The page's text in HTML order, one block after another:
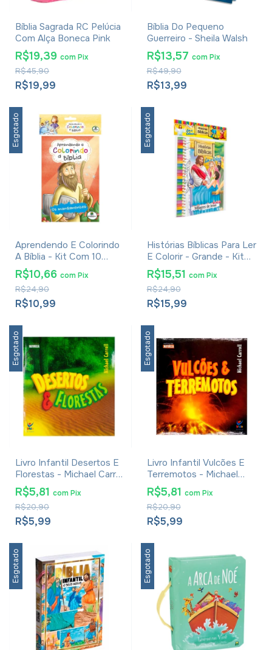
Bíblia Sagrada RC Pelúcia
Com Alça Boneca Pink
R$19,99
R$45,90
R$19,39 comPix
Bíblia Do Pequeno
Guerreiro - Sheila Walsh
R$13,99
R$49,90
R$13,57 com Pix
Esgotado
Aprendendo E Colorindo
A Bíblia - Kit Com 10
Livros
R$10,99
R$24,90
R$10,66 comPix
Esgotado
Histórias Bíblicas Para Ler
E Colorir - Grande - Kit
Com 10 Livros
R$15,99
R$24,90
R$15,51 com Pix
Esgotado
Livro Infantil Desertos E
Florestas - Michael Carroll
- Coleção Natureza
R$5,99
R$20,90
R$5,81 comPix
Esgotado
Livro Infantil Vulcões E
Terremotos - Michael
Carroll - Coleção
Natureza
R$5,99
R$20,90
R$5,81 com Pix
Esgotado Esgotado